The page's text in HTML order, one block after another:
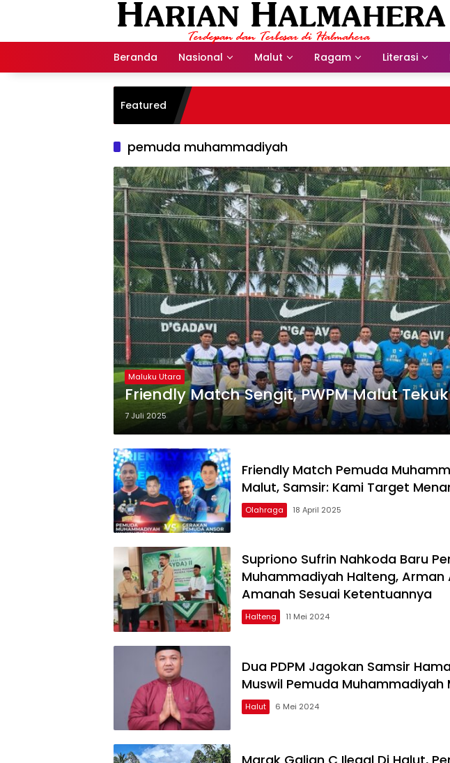
Beranda Nasional Malut Ragam Literasi
Featured
pemuda muhammadiyah
Maluku Utara
Friendly Match Sengit, PWPM Malut
7 Juli 2025
Friendly Match Pemuda
Malut, Samsir: Kami Target
Olahraga 18 April 2025
Supriono Sufrin Nahkoda Baru
Muhammadiyah Halteng, Arman
Amanah Sesuai Ketentuannya
Halteng 11 Mei 2024
Dua PDPM Jagokan Samsir
Muswil Pemuda Muhammadiyah
Halut 6 Mei 2024